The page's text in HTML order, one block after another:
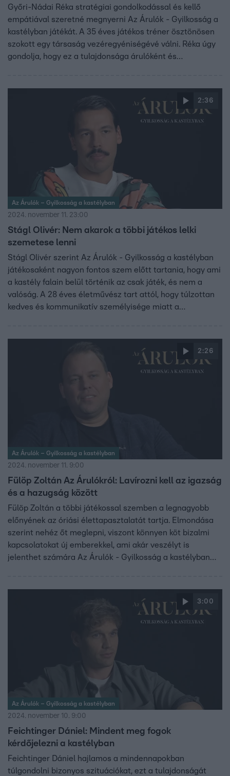
Győri-Nádai Réka stratégiai gondolkodással és kellő
empátiával szeretné megnyerni Az Árulók - Gyilkosság a
kastélyban játékát. A 35 éves játékos tréner ösztönösen
szokott egy társaság vezéregyéniségévé válni. Réka úgy
gondolja, hogy ez a tulajdonsága árulóként és
2:36
Az Árulók – Gyilkosság a kastélyban
2024. november 11. 23:00
Stágl Olivér: Nem akarok a többi játékos lelki
szemetese lenni
Stágl Olivér szerint Az Árulók - Gyilkosság a kastélyban
játékosaként nagyon fontos szem előtt tartania, hogy ami
a kastély falain belül történik az csak játék, és nem a
valóság. A 28 éves életművész tart attól, hogy túlzottan
kedves és kommunikatív személyisége miatt a
2:26
Az Árulók – Gyilkosság a kastélyban
2024. november 11. 9:00
Fülöp Zoltán Az Árulókról: Lavírozni kell az igazság
és a hazugság között
Fülöp Zoltán a többi játékossal szemben a legnagyobb
előnyének az óriási élettapasztalatát tartja. Elmondása
szerint nehéz őt meglepni, viszont könnyen köt bizalmi
kapcsolatokat új emberekkel, ami akár veszélyt is
jelenthet számára Az Árulók - Gyilkosság a kastélyban
3:00
Az Árulók – Gyilkosság a kastélyban
2024. november 10. 9:00
Feichtinger Dániel: Mindent meg fogok
kérdőjelezni a kastélyban
Feichtinger Dániel hajlamos a mindennapokban
túlgondolni bizonyos szituációkat, ezt a tulajdonságát